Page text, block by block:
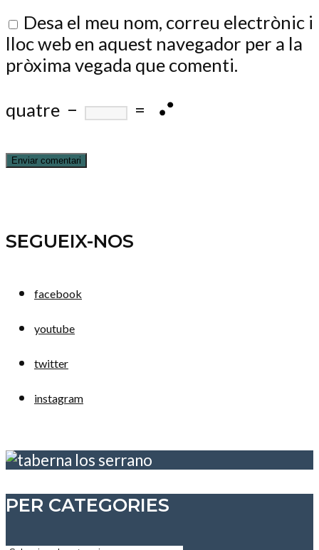
Desa el meu nom, correu electrònic i
lloc web en aquest navegador per a la
pròxima vegada que comenti.
quatre − =
SEGUEIX-NOS
facebook
youtube
twitter
instagram
PER CATEGORIES